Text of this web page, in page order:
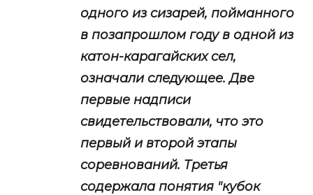
одного из сизарей, пойманного
в позапрошлом году в одной из
катон-карагайских сел,
означали следующее. Две
первые надписи
свидетельствовали, что это
первый и второй этапы
соревнований. Третья
содержала понятия "кубок